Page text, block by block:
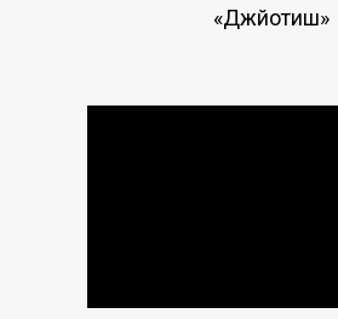
«Джйотиш»